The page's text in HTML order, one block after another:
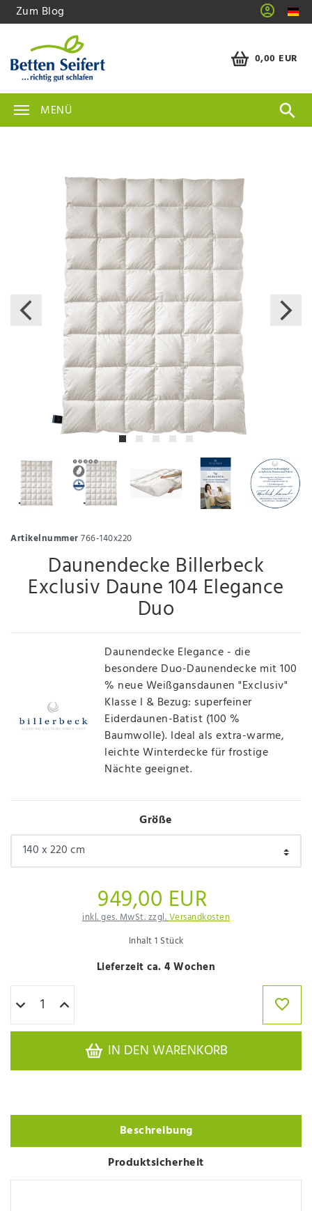
Zum Blog
0,00 EUR
MENÜ
Artikelnummer766-140x220
Daunendecke Billerbeck
Exclusiv Daune 104 Elegance
Duo
Daunendecke Elegance - die
besondere Duo-Daunendecke mit 100
% neue Weißgansdaunen "Exclusiv"
Klasse I & Bezug: superfeiner
Eiderdaunen-Batist (100 %
Baumwolle). Ideal als extra-warme,
leichte Winterdecke für frostige
Nächte geeignet.
Größe
949,00 EUR
inkl. ges. MwSt. zzgl.Versandkosten
Inhalt1 Stück
Lieferzeit ca. 4 Wochen
IN DEN WARENKORB
Beschreibung
Produktsicherheit